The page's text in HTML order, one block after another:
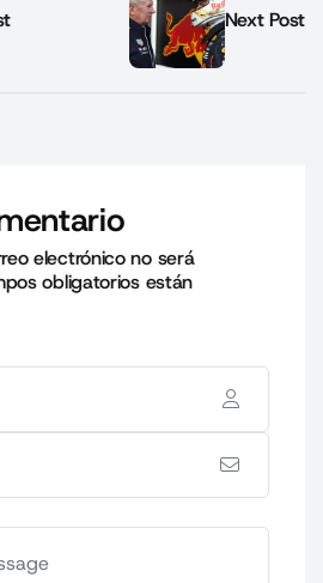
Next Post
electrónico no será
obligatorios están